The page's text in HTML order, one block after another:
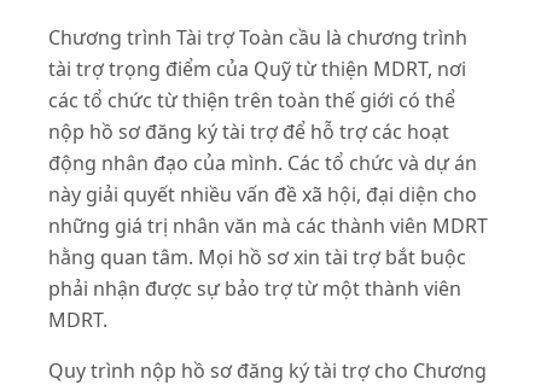
Chương trình Tài trợ Toàn cầu là chương trình
tài trợ trọng điểm của Quỹ từ thiện MDRT, nơi
các tổ chức từ thiện trên toàn thế giới có thể
nộp hồ sơ đăng ký tài trợ để hỗ trợ các hoạt
động nhân đạo của mình. Các tổ chức và dự án
này giải quyết nhiều vấn đề xã hội, đại diện cho
những giá trị nhân văn mà các thành viên MDRT
hằng quan tâm. Mọi hồ sơ xin tài trợ bắt buộc
phải nhận được sự bảo trợ từ một thành viên
MDRT.
Quy trình nộp hồ sơ đăng ký tài trợ cho Chương